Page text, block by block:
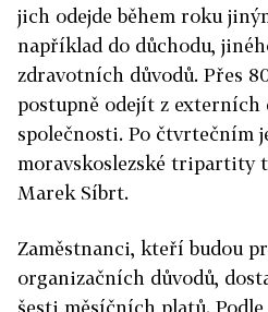
jich odejde během roku
například do důchodu,
zdravotních důvodů. Přes
postupně odejít z externích
společnosti. Po čtvrtečním
moravskoslezské tripartity
Marek Síbrt.
Zaměstnanci, kteří budou
organizačních důvodů,
šesti měsíčních platů.